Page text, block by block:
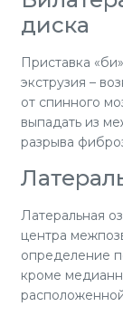
диска
Приставка
экструзия –
от спинного
выпадать из
разрыва
Латеральная
центра
определение
кроме